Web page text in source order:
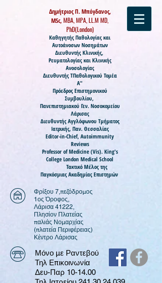
Δημήτριος Π. Μπόγδανος,
MSc,MBA, MPA, LL.M MD,
PhD(London)
Καθηγητής Παθολογίας και
Αυτοάνοσων Νοσημάτων
Διευθυντής Κλινικής,
Ρευματολογίας και Κλινικής
Ανοσολογίας
Διευθυντής ΤΠαθολογικού Τομέα
Α"
Πρόεδρος Επιστημονικού
Συμβουλίου,
Πανεπιστημιακού Γεν. Νοσοκομείου
Λάρισας
Διευθυντής Αγγλόφωνου Τμήματος
Ιατρικής, Παν. Θεσσαλίας
Editor-in-Chief, Autoimmunity
Reviews
Professor of Medicine (Vis). King's
College London Medical School
Τακτικό Μέλος της
Παγκόσμιας Ακαδημίας Επιστημών
Φρίξου 7,πεζόδρομος
1ος Όροφος,
Λάρισα 41222,
Πλησίον Πλατείας
παλιάς Νομαρχίας
(πλατεία Περιφέρειας)
​Κέντρο Λάρισας
Μόνο με Ραντεβού
Τηλ Επικοινωνία
Δευ-Παρ 10-14.00